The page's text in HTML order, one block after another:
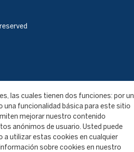
las cuales tienen dos funciones: por un
una funcionalidad básica para este sitio
mejorar nuestro contenido
anónimos de usuario. Usted puede
a utilizar estas cookies en cualquier
sobre cookies en nuestro